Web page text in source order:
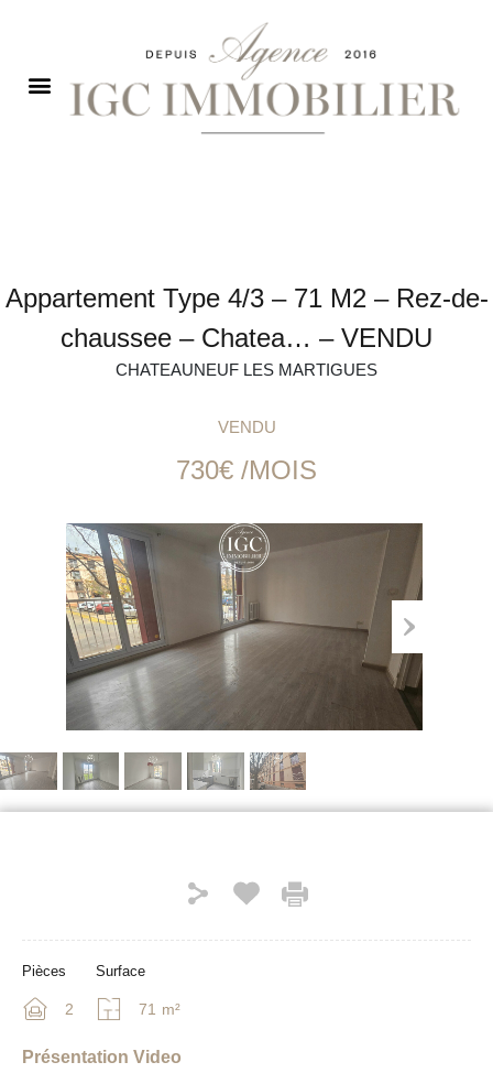
Appartement Type 4/3 – 71 M2 – Rez-de-
chaussee – Chatea… – VENDU
CHATEAUNEUF LES MARTIGUES
VENDU
730€ /MOIS
Pièces
2
Surface
71 m²
Présentation Video